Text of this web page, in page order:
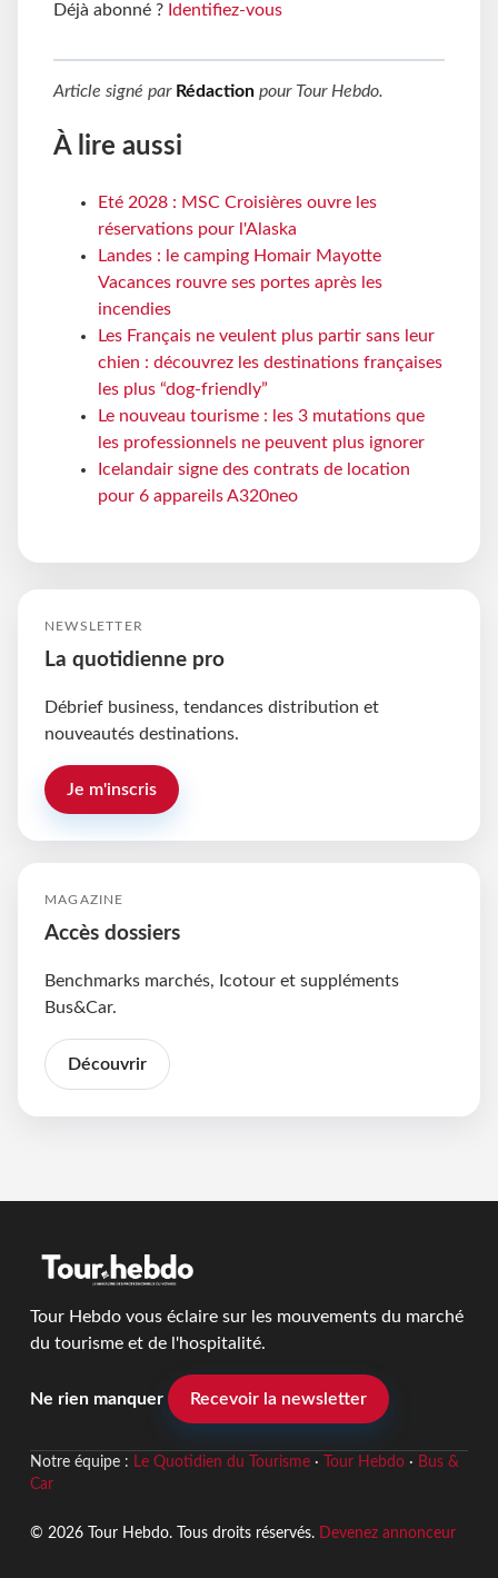
Déjà abonné ? Identifiez-vous
Article signé par Rédaction pour Tour Hebdo.
À lire aussi
Eté 2028 : MSC Croisières ouvre les
réservations pour l'Alaska
Landes : le camping Homair Mayotte
Vacances rouvre ses portes après les
incendies
Les Français ne veulent plus partir sans leur
chien : découvrez les destinations françaises
les plus “dog-friendly”
Le nouveau tourisme : les 3 mutations que
les professionnels ne peuvent plus ignorer
Icelandair signe des contrats de location
pour 6 appareils A320neo
NEWSLETTER
La quotidienne pro
Débrief business, tendances distribution et
nouveautés destinations.
Je m'inscris
MAGAZINE
Accès dossiers
Benchmarks marchés, Icotour et suppléments
Bus&Car.
Découvrir
Tour Hebdo vous éclaire sur les mouvements du marché
du tourisme et de l'hospitalité.
Ne rien manquer Recevoir la newsletter
Notre équipe : Le Quotidien du Tourisme· Tour Hebdo· Bus &
Car
© 2026 Tour Hebdo. Tous droits réservés. Devenez annonceur